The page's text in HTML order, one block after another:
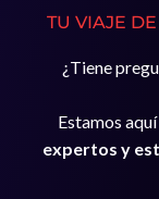
TU VIAJE
¿Tiene
Estamos
expertos y